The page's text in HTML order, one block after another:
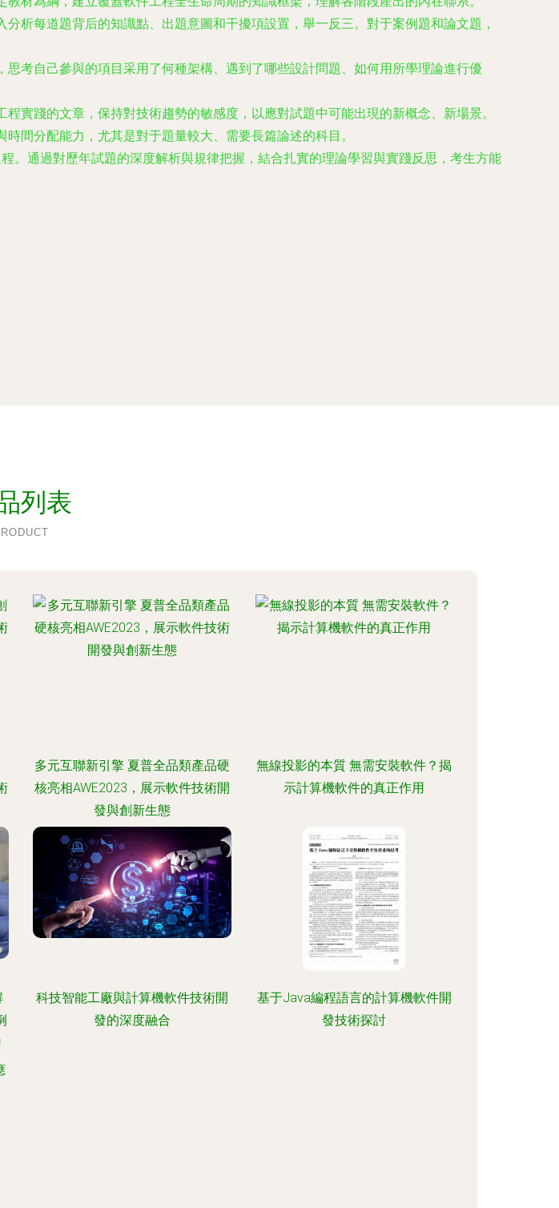
析每道題背后的知識點、出題意圖和干擾項設置，舉一反三。對于案例題和論文題，
思考自己參與的項目采用了何種架構、遇到了哪些設計問題、如何用所學理論進行優
實踐的文章，保持對技術趨勢的敏感度，以應對試題中可能出現的新概念、新場景。
間分配能力，尤其是對于題量較大、需要長篇論述的科目。
。通過對歷年試題的深度解析與規律把握，結合扎實的理論學習與實踐反思，考生方能
列表
多元互聯新引擎 夏普全品類產品硬
核亮相AWE2023，展示軟件技術開
發與創新生態
無線投影的本質 無需安裝軟件？揭
示計算機軟件的真正作用
科技智能工廠與計算機軟件技術開
發的深度融合
基于Java編程語言的計算機軟件開
發技術探討